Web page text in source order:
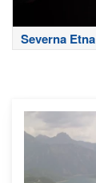
Severna Etna